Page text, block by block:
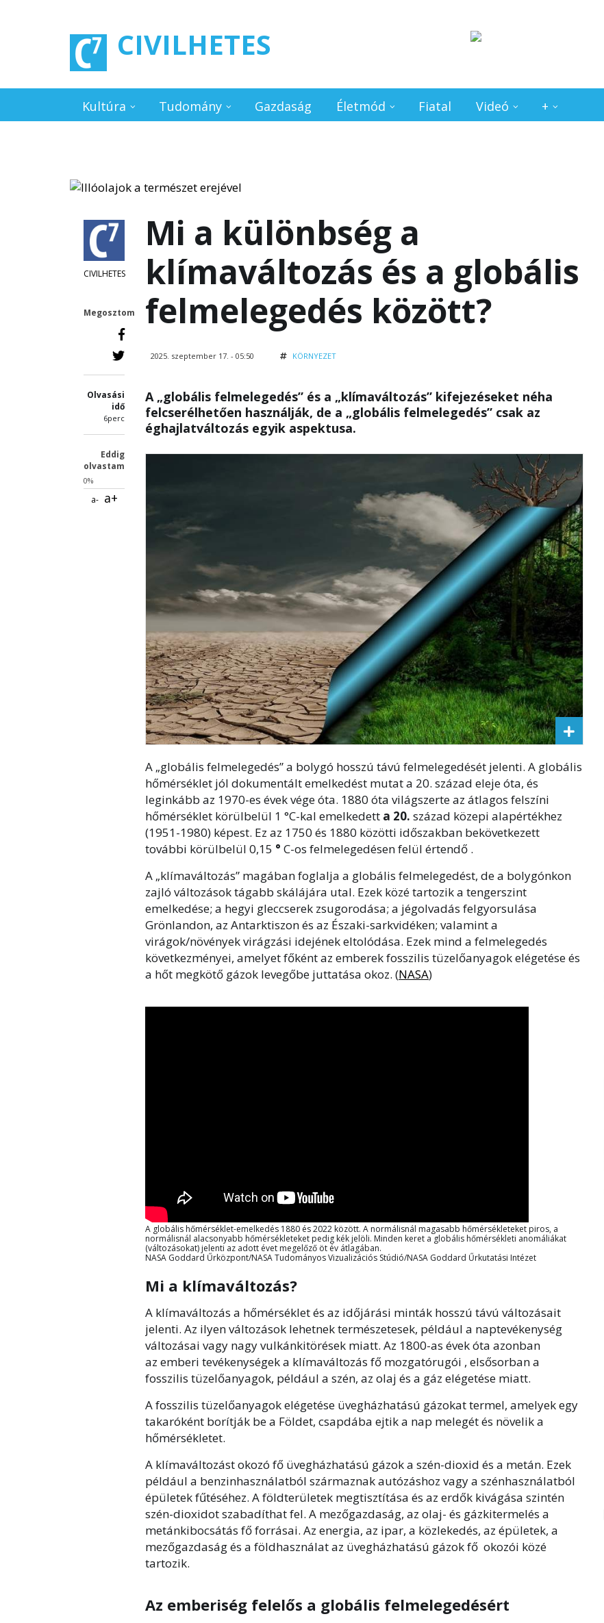
CIVILHETES
Kultúra Tudomány Gazdaság Életmód Fiatal Videó +
CIVILHETES
Megosztom
Olvasási
idő
6perc
Eddig
olvastam
0%
a- a+
Mi a különbség a
klímaváltozás és a globális
felmelegedés között?
2025. szeptember 17. - 05:50 KÖRNYEZET
A „globális felmelegedés” és a „klímaváltozás” kifejezéseket néha
felcserélhetően használják, de a „globális felmelegedés” csak az
éghajlatváltozás egyik aspektusa.
A „globális felmelegedés” a bolygó hosszú távú felmelegedését jelenti. A globális
hőmérséklet jól dokumentált emelkedést mutat a 20. század eleje óta, és
leginkább az 1970-es évek vége óta. 1880 óta világszerte az átlagos felszíni
hőmérséklet körülbelül 1 °C-kal emelkedett a 20. század közepi alapértékhez
(1951-1980) képest. Ez az 1750 és 1880 közötti időszakban bekövetkezett
további körülbelül 0,15 ° C-os felmelegedésen felül értendő .
A „klímaváltozás” magában foglalja a globális felmelegedést, de a bolygónkon
zajló változások tágabb skálájára utal. Ezek közé tartozik a tengerszint
emelkedése; a hegyi gleccserek zsugorodása; a jégolvadás felgyorsulása
Grönlandon, az Antarktiszon és az Északi-sarkvidéken; valamint a
virágok/növények virágzási idejének eltolódása. Ezek mind a felmelegedés
következményei, amelyet főként az emberek fosszilis tüzelőanyagok elégetése és
a hőt megkötő gázok levegőbe juttatása okoz. (NASA)
A globális hőmérséklet-emelkedés 1880 és 2022 között. A normálisnál magasabb hőmérsékleteket piros, a
normálisnál alacsonyabb hőmérsékleteket pedig kék jelöli. Minden keret a globális hőmérsékleti anomáliákat
(változásokat) jelenti az adott évet megelőző öt év átlagában.
NASA Goddard Űrközpont/NASA Tudományos Vizualizációs Stúdió/NASA Goddard Űrkutatási Intézet
Mi a klímaváltozás?
A klímaváltozás a hőmérséklet és az időjárási minták hosszú távú változásait
jelenti. Az ilyen változások lehetnek természetesek, például a naptevékenység
változásai vagy nagy vulkánkitörések miatt. Az 1800-as évek óta azonban
az emberi tevékenységek a klímaváltozás fő mozgatórugói , elsősorban a
fosszilis tüzelőanyagok, például a szén, az olaj és a gáz elégetése miatt.
A fosszilis tüzelőanyagok elégetése üvegházhatású gázokat termel, amelyek egy
takaróként borítják be a Földet, csapdába ejtik a nap melegét és növelik a
hőmérsékletet.
A klímaváltozást okozó fő üvegházhatású gázok a szén-dioxid és a metán. Ezek
például a benzinhasználatból származnak autózáshoz vagy a szénhasználatból
épületek fűtéséhez. A földterületek megtisztítása és az erdők kivágása szintén
szén-dioxidot szabadíthat fel. A mezőgazdaság, az olaj- és gázkitermelés a
metánkibocsátás fő forrásai. Az energia, az ipar, a közlekedés, az épületek, a
mezőgazdaság és a földhasználat az üvegházhatású gázok fő okozói közé
tartozik.
Az emberiség felelős a globális felmelegedésért